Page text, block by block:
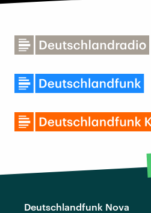
Deutschlandfunk Nova